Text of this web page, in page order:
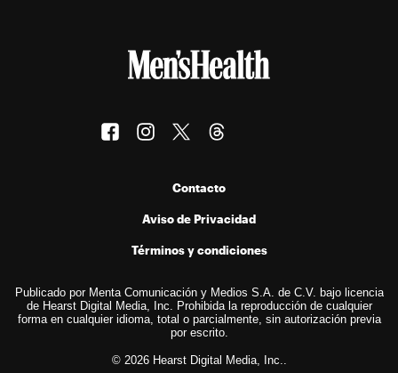
Contacto
Aviso de Privacidad
Términos y condiciones
Publicado por Menta Comunicación y Medios S.A. de C.V. bajo licencia
de Hearst Digital Media, Inc. Prohibida la reproducción de cualquier
forma en cualquier idioma, total o parcialmente, sin autorización previa
por escrito.
© 2026 Hearst Digital Media, Inc..